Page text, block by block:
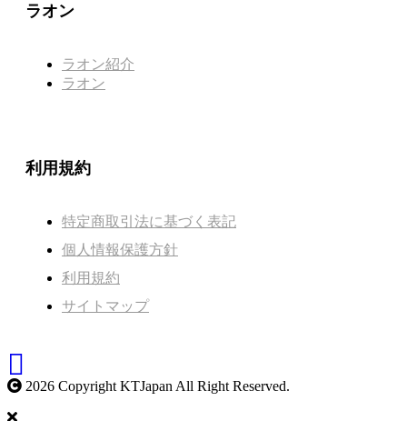
ラオン
ラオン紹介
ラオン
利用規約
特定商取引法に基づく表記
個人情報保護方針
利用規約
サイトマップ
2026 Copyright KTJapan All Right Reserved.